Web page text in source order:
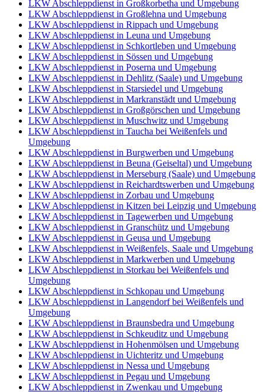
LKW Abschleppdienst in Großkorbetha und Umgebung
LKW Abschleppdienst in Großlehna und Umgebung
LKW Abschleppdienst in Rippach und Umgebung
LKW Abschleppdienst in Leuna und Umgebung
LKW Abschleppdienst in Schkortleben und Umgebung
LKW Abschleppdienst in Sössen und Umgebung
LKW Abschleppdienst in Poserna und Umgebung
LKW Abschleppdienst in Dehlitz (Saale) und Umgebung
LKW Abschleppdienst in Starsiedel und Umgebung
LKW Abschleppdienst in Markranstädt und Umgebung
LKW Abschleppdienst in Großgörschen und Umgebung
LKW Abschleppdienst in Muschwitz und Umgebung
LKW Abschleppdienst in Taucha bei Weißenfels und
Umgebung
LKW Abschleppdienst in Burgwerben und Umgebung
LKW Abschleppdienst in Beuna (Geiseltal) und Umgebung
LKW Abschleppdienst in Merseburg (Saale) und Umgebung
LKW Abschleppdienst in Reichardtswerben und Umgebung
LKW Abschleppdienst in Zorbau und Umgebung
LKW Abschleppdienst in Kitzen bei Leipzig und Umgebung
LKW Abschleppdienst in Tagewerben und Umgebung
LKW Abschleppdienst in Granschütz und Umgebung
LKW Abschleppdienst in Geusa und Umgebung
LKW Abschleppdienst in Weißenfels, Saale und Umgebung
LKW Abschleppdienst in Markwerben und Umgebung
LKW Abschleppdienst in Storkau bei Weißenfels und
Umgebung
LKW Abschleppdienst in Schkopau und Umgebung
LKW Abschleppdienst in Langendorf bei Weißenfels und
Umgebung
LKW Abschleppdienst in Braunsbedra und Umgebung
LKW Abschleppdienst in Schkeuditz und Umgebung
LKW Abschleppdienst in Hohenmölsen und Umgebung
LKW Abschleppdienst in Uichteritz und Umgebung
LKW Abschleppdienst in Nessa und Umgebung
LKW Abschleppdienst in Pegau und Umgebung
LKW Abschleppdienst in Zwenkau und Umgebung